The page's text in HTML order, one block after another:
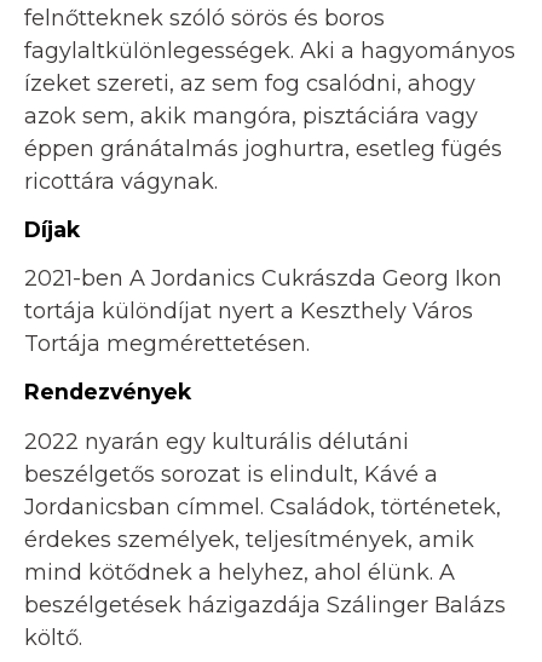
felnőtteknek szóló sörös és boros
fagylaltkülönlegességek. Aki a hagyományos
ízeket szereti, az sem fog csalódni, ahogy
azok sem, akik mangóra, pisztáciára vagy
éppen gránátalmás joghurtra, esetleg fügés
ricottára vágynak.
Díjak
2021-ben A Jordanics Cukrászda Georg Ikon
tortája különdíjat nyert a Keszthely Város
Tortája megmérettetésen.
Rendezvények
2022 nyarán egy kulturális délutáni
beszélgetős sorozat is elindult, Kávé a
Jordanicsban címmel. Családok, történetek,
érdekes személyek, teljesítmények, amik
mind kötődnek a helyhez, ahol élünk. A
beszélgetések házigazdája Szálinger Balázs
költő.